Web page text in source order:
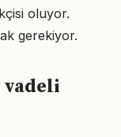
oluyor.
gerekiyor.
vadeli